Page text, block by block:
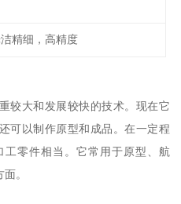
精细，高精度
较大和发展较快的技术。现在它
可以制作原型和成品。在一定程
零件相当。它常用于原型、航
。